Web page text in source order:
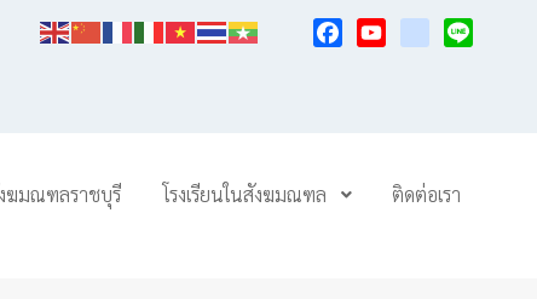
ฆมณฑลราชบุรี โรงเรียนในสังฆมณฑล ติดต่อเรา